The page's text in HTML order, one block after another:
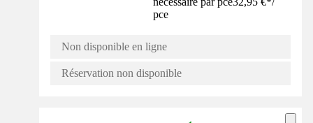
pce
Non disponible en ligne
Réservation non disponible